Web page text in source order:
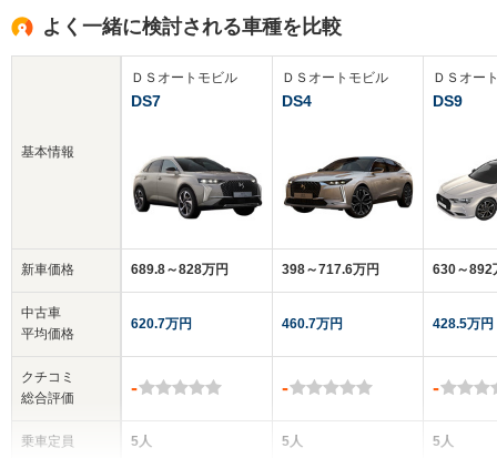
よく一緒に検討される車種を比較
基本情報
新車価格
中古車
平均価格
クチコミ
総合評価
乗車定員
ＤＳオートモビル
DS7
689.8～828万円
620.7万円
-
5人
ＤＳオートモビル
DS4
398～717.6万円
460.7万円
-
5人
ＤＳオー
DS9
630～892
428.5万円
-
5人